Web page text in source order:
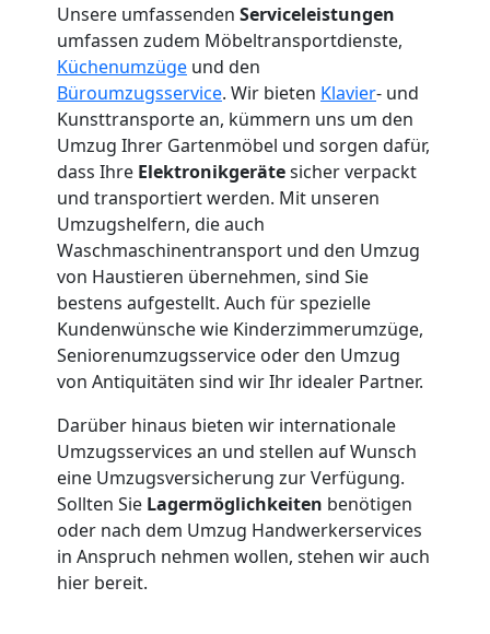
Unsere umfassenden Serviceleistungen
umfassen zudem Möbeltransportdienste,
Küchenumzüge und den
Büroumzugsservice. Wir bieten Klavier- und
Kunsttransporte an, kümmern uns um den
Umzug Ihrer Gartenmöbel und sorgen dafür,
dass Ihre Elektronikgerätesicher verpackt
und transportiert werden. Mit unseren
Umzugshelfern, die auch
Waschmaschinentransport und den Umzug
von Haustieren übernehmen, sind Sie
bestens aufgestellt. Auch für spezielle
Kundenwünsche wie Kinderzimmerumzüge,
Seniorenumzugsservice oder den Umzug
von Antiquitäten sind wir Ihr idealer Partner.
Darüber hinaus bieten wir internationale
Umzugsservices an und stellen auf Wunsch
eine Umzugsversicherung zur Verfügung.
Sollten Sie Lagermöglichkeiten benötigen
oder nach dem Umzug Handwerkerservices
in Anspruch nehmen wollen, stehen wir auch
hier bereit.
Umzug
Wolfsberg
Mann
LKW
Möbellift
Wolfsberg
Übersiedlung
Wolfsberg